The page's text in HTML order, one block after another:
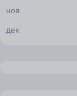
ноя
дек